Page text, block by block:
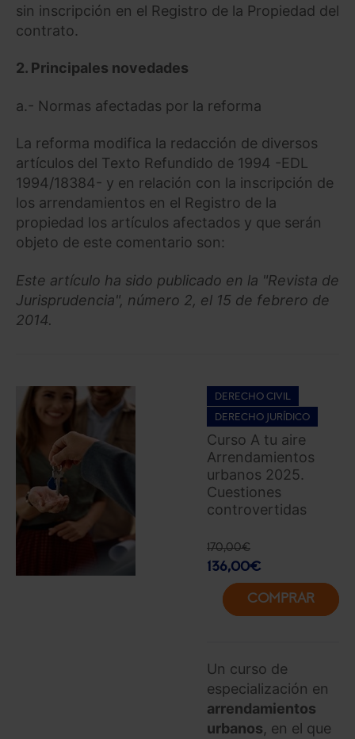
sin inscripción en el Registro de la Propiedad del
contrato.
2. Principales novedades
a.- Normas afectadas por la reforma
La reforma modifica la redacción de diversos
artículos del Texto Refundido de 1994 -EDL
1994/18384- y en relación con la inscripción de
los arrendamientos en el Registro de la
propiedad los artículos afectados y que serán
objeto de este comentario son:
Este artículo ha sido publicado en la "Revista de
Jurisprudencia", número 2, el 15 de febrero de
2014.
DERECHO CIVIL
DERECHO JURÍDICO
Curso A tu aire
Arrendamientos
urbanos 2025.
Cuestiones
controvertidas
170,00€
136,00€
COMPRAR
Un curso de
especialización en
arrendamientos
urbanos, en el que